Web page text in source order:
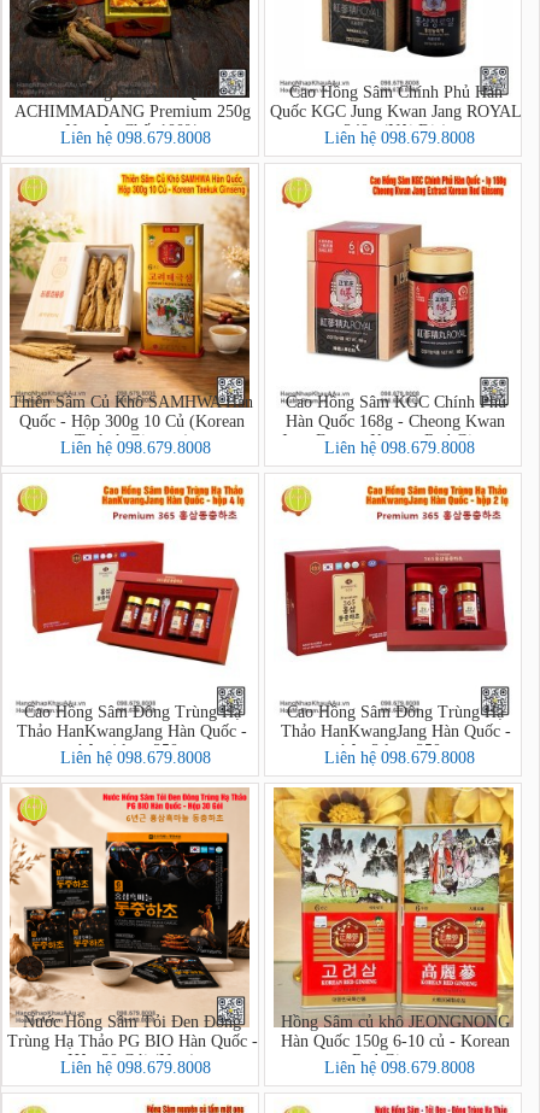
Cao Hồng Sâm Hàn Quốc
ACHIMMADANG Premium 250g
Nguyên Chất 100%
Liên hệ 098.679.8008
Cao Hồng Sâm Chính Phủ Hàn
Quốc KGC Jung Kwan Jang ROYAL
240g (Nội Địa)
Liên hệ 098.679.8008
Thiên Sâm Củ Khô SAMHWA Hàn
Quốc - Hộp 300g 10 Củ (Korean
Taekuk Ginseng)
Liên hệ 098.679.8008
Cao Hồng Sâm KGC Chính Phủ
Hàn Quốc 168g - Cheong Kwan
Jang Extract Korean Red Ginseng
Liên hệ 098.679.8008
Cao Hồng Sâm Đông Trùng Hạ
Thảo HanKwangJang Hàn Quốc -
hộp 4 lọ x 250g
Liên hệ 098.679.8008
Cao Hồng Sâm Đông Trùng Hạ
Thảo HanKwangJang Hàn Quốc -
hộp 2 lọ x 250g
Liên hệ 098.679.8008
Nước Hồng Sâm Tỏi Đen Đông
Trùng Hạ Thảo PG BIO Hàn Quốc -
Hộp 30 Gói (New)
Liên hệ 098.679.8008
Hồng Sâm củ khô JEONGNONG
Hàn Quốc 150g 6-10 củ - Korean
Red Ginseng
Liên hệ 098.679.8008